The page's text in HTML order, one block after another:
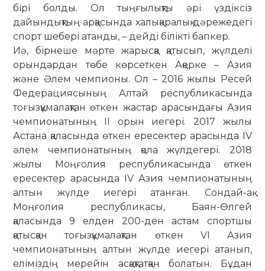
бірі болды. Ол тыңғылықты әрі үздіксіз
дайындықтың арқасында халықаралық дәрежедегі
спорт шебері атанды, – дейді білікті бапкер.
Иә, бірнеше мәрте жарысқа қатысып, жүлделі
орындардан төбе көрсеткен Ақерке – Азия
және Әлем чемпионы. Ол – 2016 жылы Ресей
Федерациясының Алтай республикасында
тоғызқұмалақтан өткен жастар арасындағы Азия
чемпионатының ІІ орын иегері. 2017 жылы
Астана қаласында өткен ересектер арасында IV
әлем чемпионатының қола жүлдегері. 2018
жылы Моңғолия республикасында өткен
ересектер арасында IV Азия чемпионатының
алтын жүлде иегері атанған. Сондай-ақ
Моңғолия республикасы, Баян-Өлгей
қаласында 9 елден 200-ден астам спортшы
қатысқан тоғызқұмалақтан өткен VI Азия
чемпионатының алтын жүлде иегері атанып,
еліміздің мерейін асқақтатқан болатын. Бұдан